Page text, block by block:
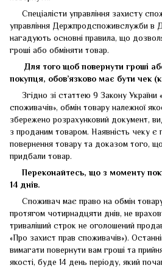
Спеціалісти управління захисту
управління Держпродспоживслужби в
нагадують основні правила, що
гроші або обміняти товар.
Для того щоб повернути гроші
покупця, обов’язково має бути чек
Згідно зі статтею 9 Закону України
споживачів», обмін товару належної
збережено розрахунковий документ,
з проданим товаром. Наявність чеку є
повернення товару та доказом того,
придбали товар.
Переконайтесь, що з моменту
14 днів.
Споживач має право на обмін товару
протягом чотирнадцяти днів, не
триваліший строк не оголошений
«Про захист прав споживачів»).
вимагати повернути вам гроші та
якості, буде 14 день періоду, який